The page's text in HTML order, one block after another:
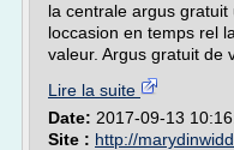
la centrale argus
loccasion en temps rel
valeur. Argus gratuit de
Lire la suite
Date: 2017-09-13
Site : http://